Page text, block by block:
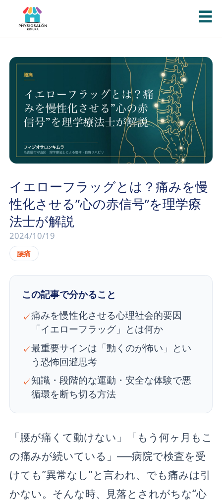
☰
イエローフラッグとは？痛みを慢
性化させる”心の赤信号”を理学療
法士が解説
2024/10/19
腰痛
この記事で分かること
✓痛みを慢性化させる心理社会的要因
「イエローフラッグ」とは何か
✓最重要サインは「動くのが怖い」とい
う恐怖回避思考
✓知識・段階的な運動・安全な体験で悪
循環を断ち切る方法
「腰が痛くて動けない」「もう何ヶ月もこ
の痛みが続いている」──病院で検査を受
けても”異常なし”と言われ、でも痛みは引
かない。そんな時、見落とされがちな“心